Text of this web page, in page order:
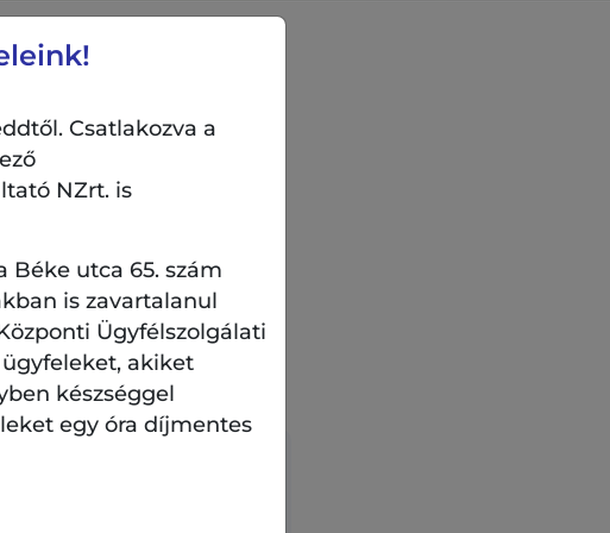
Csatlakozva a
NZrt. is
Béke utca 65. szám
is zavartalanul
Ügyfélszolgálati
akiket
készséggel
egy óra díjmentes